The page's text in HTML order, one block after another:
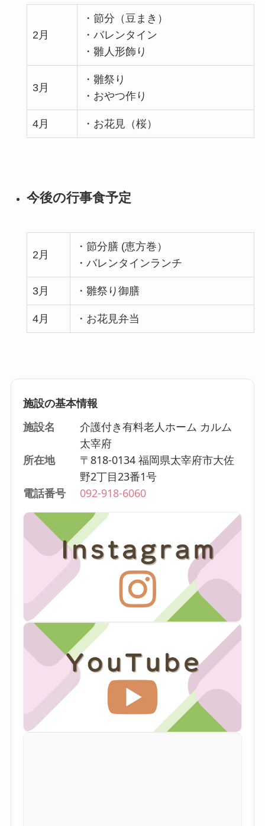
2月
・節分（豆まき）
・バレンタイン
・雛人形飾り
3月
・雛祭り
・おやつ作り
4月 ・お花見（桜）
今後の行事食予定
2月
・節分膳 (恵方巻）
・バレンタインランチ
3月 ・雛祭り御膳
4月 ・お花見弁当
施設の基本情報
施設名
介護付き有料老人ホーム カルム
太宰府
所在地
〒818-0134 福岡県太宰府市大佐
野2丁目23番1号
電話番号
092-918-6060